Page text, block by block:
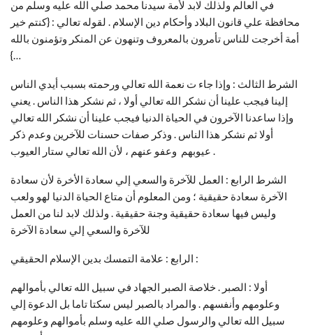
في العالم ولذلك لابد لأمة سيدنا محمد صلي الله عليه وسلم من
محافظة علي قانون البلاد وأحكام دين الإسلام . لقوله تعالي : {كنتم خير
أمة أخرجت للناس تأمرون بالمعروف وتنهون عن المنكر وتؤمنون بالله
…}
الشرط الثالث : وإذا جاء ت نعمة الله تعالي ورحمته بسبب أيدي الناس
إلينا فيجب علينا أن نشكر الله تعالي أولا ، ثم نشكر هذا الناس . يعني
وإذا ساعدنا الآخرون في الحياة الدنيا فيجب علينا أن نشكر الله تعالي
أولا ثم نشكر هذا الناس . وذكر صفات حسنات للآخرين وعدم ذكر
عيوبهم وعفو عنهم ، لأن الله تعالي ستار العيوب .
الشرط الرابع : العمل للآخرة والسعي إلي سعادة الأخرة لأن سعادة
الآخرة سعادة حقيقية ؛ ومن المعلوم أن متاع الحياة الدنيا لهو ولعب
وليس فيها سعادة حقيقية وجنة حقيقية . ولذلك لابد لنا من العمل
للآخرة والسعي إلي سعادة الآخرة
الرابع : علامة التمسك بدين الإسلام الحقيقي :
أولا : الصبر . خلاصة الصبر الجهاد في سبيل الله تعالي بأموالهم
وعلومهم وأنفسهم . والمراد بالصبر ليس سكتا تاما بل الدعوة إلي
سبيل الله تعالي والرسول صلي الله عليه وسلم بأموالهم وعلومهم